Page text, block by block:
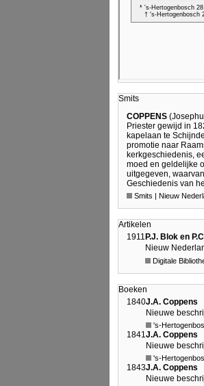
Smits
COPPENS
Priester gewijd in
kapelaan te
promotie naar
kerkgeschiedenis,
moed en geldelijke
uitgegeven,
Geschiedenis van
Smits | Nieuw
Artikelen
1911 P.J. Blok en
Nieuw
Digitale
Boeken
1840J.A. Coppens
Nieuwe
's-
1841 J.A. Coppens
Nieuwe
's-
1843J.A. Coppens
Nieuwe